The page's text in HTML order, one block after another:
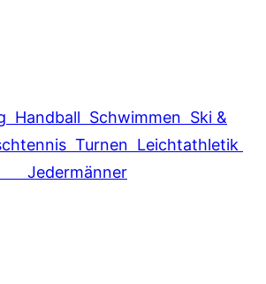
Handball Schwimmen Ski &
Turnen Leichtathletik
Jedermänner